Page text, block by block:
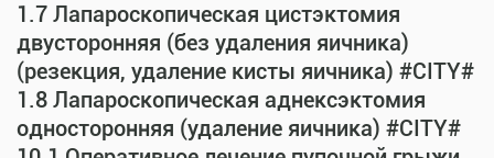
1.7 Лапароскопическая цистэктомия
двусторонняя (без удаления яичника)
(резекция, удаление кисты яичника) #CITY#
1.8 Лапароскопическая аднексэктомия
односторонняя (удаление яичника) #CITY#